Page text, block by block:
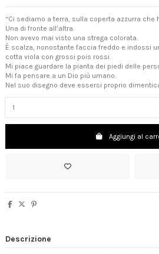
“Ci sediamo a terra, sulla coperta azzurra che
Una di fronte all’altra.
Non avevo mai visto una strega colorata.
È scalza, nonostante faccia freddo e indossi
cotta viola con grossi pois rossi.
Mi piace guardare la pianta dei piedi delle
Mi fa pensare a un Dio più umano.
Nel suo disegno deve essersi proprio
Aggiungi al
Descrizione